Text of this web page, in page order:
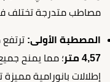
مصاطب متدرجة تختلف
المصطبة الأولى:
4,57 متر
؛ مما يمنح
إطلالات بانورامية مميزة